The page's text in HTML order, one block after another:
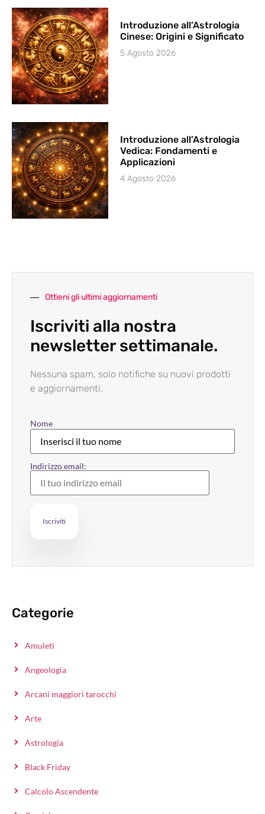
Introduzione all’Astrologia
Cinese: Origini e Significato
5 Agosto 2026
Introduzione all’Astrologia
Vedica: Fondamenti e
Applicazioni
4 Agosto 2026
Ottieni gli ultimi aggiornamenti
Iscriviti alla nostra
newsletter settimanale.
Nessuna spam, solo notifiche su nuovi prodotti
e aggiornamenti.
Nome
Indirizzo email:
Categorie
Amuleti
Angeologia
Arcani maggiori tarocchi
Arte
Astrologia
Black Friday
Calcolo Ascendente